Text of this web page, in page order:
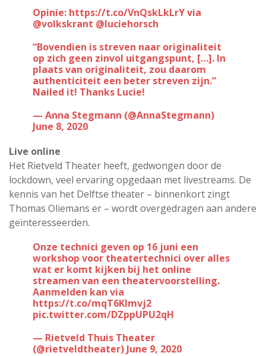
Opinie: https://t.co/VnQskLkLrYvia
@volkskrant @luciehorsch
“Bovendien is streven naar originaliteit
op zich geen zinvol uitgangspunt, […]. In
plaats van originaliteit, zou daarom
authenticiteit een beter streven zijn.”
Nailed it! Thanks Lucie!
— Anna Stegmann (@AnnaStegmann)
June 8, 2020
Live online
Het Rietveld Theater heeft, gedwongen door de
lockdown, veel ervaring opgedaan met livestreams. De
kennis van het Delftse theater – binnenkort zingt
Thomas Oliemans er – wordt overgedragen aan andere
geïnteresseerden.
Onze technici geven op 16 juni een
workshop voor theatertechnici over alles
wat er komt kijken bij het online
streamen van een theatervoorstelling.
Aanmelden kan via
https://t.co/mqT6Klmvj2
pic.twitter.com/DZppUPU2qH
— Rietveld Thuis Theater
(@rietveldtheater) June 9, 2020